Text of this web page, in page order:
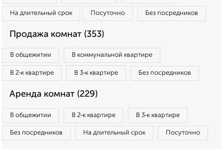
На длительный срок Посуточно Без посредников
Продажа комнат (353)
В общежитии В коммунальной квартире
В 2‑к квартире В 3‑к квартире Без посредников
Аренда комнат (229)
В общежитии В 2‑к квартире В 3‑к квартире
Без посредников На длительный срок Посуточно